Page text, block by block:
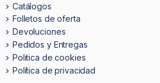
Catálogos
Folletos de oferta
Devoluciones
Pedidos y Entregas
Politica de cookies
Política de privacidad